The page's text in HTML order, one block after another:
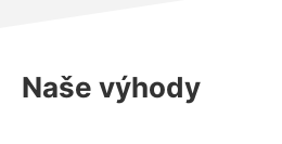
Naše výhody